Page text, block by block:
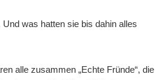
was hatten sie bis dahin alles
alle zusammen „Echte Fründe“, die